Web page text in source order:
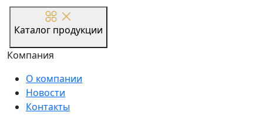
Каталог продукции
Компания
О компании
Новости
Контакты